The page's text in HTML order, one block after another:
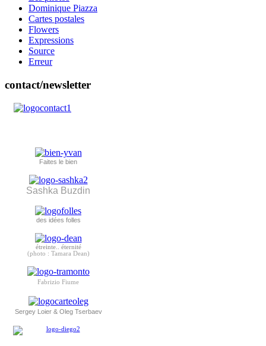
Dominique Piazza
Cartes postales
Flowers
Expressions
Source
Erreur
contact/newsletter
Faites le bien
Sashka Buzdin
des idées folles
étreinte.. éternité
(photo : Tamara Dean)
Fabrizio Fiume
Sergey Loier & Oleg Tserbaev